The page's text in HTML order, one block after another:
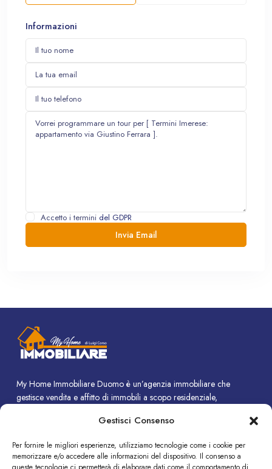
Gestisci Consenso
Per fornire le migliori esperienze, utilizziamo tecnologie come i cookie per
memorizzare e/o accedere alle informazioni del dispositivo. Il consenso a
Informazioni
Accetto i termini del GDPR
My Home Immobiliare Duomo è un’agenzia immobiliare che
gestisce vendita e affitto di immobili a scopo residenziale,
CONTATTI
Piazza Duomo, 14 - Termini Imerese (PA)